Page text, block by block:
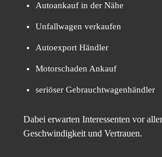
Autoankauf in der Nähe
Unfallwagen verkaufen
Autoexport Händler
Motorschaden Ankauf
seriöser Gebrauchtwagenhändler
Dabei erwarten Interessenten vor
Geschwindigkeit und Vertrauen.